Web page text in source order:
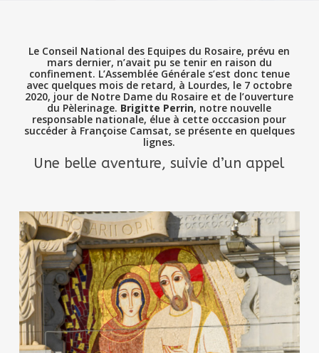
Le Conseil National des Equipes du Rosaire, prévu en
mars dernier, n’avait pu se tenir en raison du
confinement. L’Assemblée Générale s’est donc tenue
avec quelques mois de retard, à Lourdes, le 7 octobre
2020, jour de Notre Dame du Rosaire et de l’ouverture
du Pèlerinage. Brigitte Perrin, notre nouvelle
responsable nationale, élue à cette occcasion pour
succéder à Françoise Camsat, se présente en quelques
lignes.
Une belle aventure, suivie d’un appel